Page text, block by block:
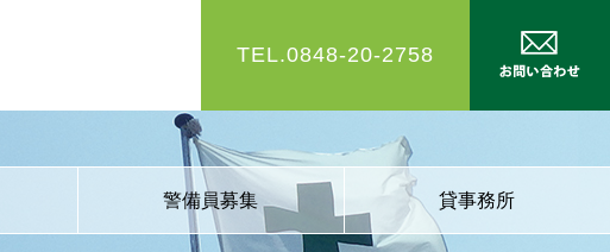
TEL.0848-20-2758
警備員募集 貸事務所